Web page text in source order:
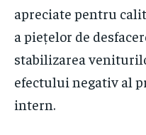
apreciate pentru
a piețelor de
stabilizarea
efectului negativ al
intern.